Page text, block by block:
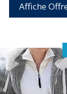
Affiche